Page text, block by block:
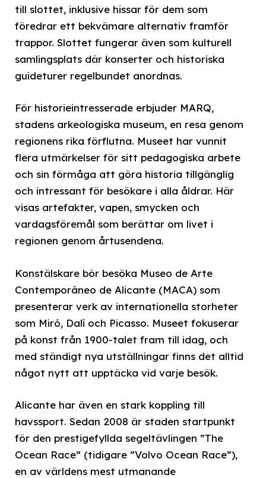
till slottet, inklusive hissar för dem som
föredrar ett bekvämare alternativ framför
trappor. Slottet fungerar även som kulturell
samlingsplats där konserter och historiska
guideturer regelbundet anordnas.
För historieintresserade erbjuder MARQ,
stadens arkeologiska museum, en resa genom
regionens rika förflutna. Museet har vunnit
flera utmärkelser för sitt pedagogiska arbete
och sin förmåga att göra historia tillgänglig
och intressant för besökare i alla åldrar. Här
visas artefakter, vapen, smycken och
vardagsföremål som berättar om livet i
regionen genom årtusendena.
Konstälskare bör besöka Museo de Arte
Contemporáneo de Alicante (MACA) som
presenterar verk av internationella storheter
som Miró, Dalí och Picasso. Museet fokuserar
på konst från 1900-talet fram till idag, och
med ständigt nya utställningar finns det alltid
något nytt att upptäcka vid varje besök.
Alicante har även en stark koppling till
havssport. Sedan 2008 är staden startpunkt
för den prestigefyllda segeltävlingen ”The
Ocean Race” (tidigare ”Volvo Ocean Race”),
en av världens mest utmanande